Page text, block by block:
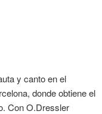
y canto en el
donde obtiene el
Con O.Dressler